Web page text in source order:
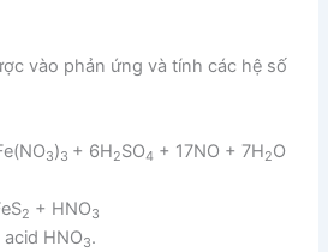
vào phản ứng và tính các hệ số
3)3 + 6H2SO4 + 17NO + 7H2O
2 + HNO3
HNO3.